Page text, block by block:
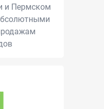
и Пермском